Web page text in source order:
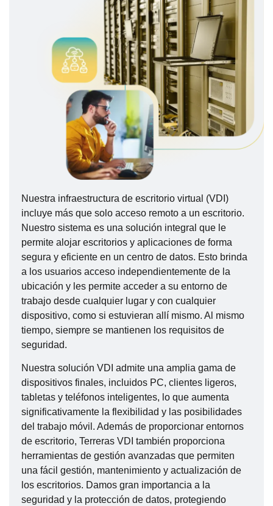
Nuestra infraestructura de escritorio virtual (VDI)
incluye más que solo acceso remoto a un escritorio.
Nuestro sistema es una solución integral que le
permite alojar escritorios y aplicaciones de forma
segura y eficiente en un centro de datos. Esto brinda
a los usuarios acceso independientemente de la
ubicación y les permite acceder a su entorno de
trabajo desde cualquier lugar y con cualquier
dispositivo, como si estuvieran allí mismo. Al mismo
tiempo, siempre se mantienen los requisitos de
seguridad.
Nuestra solución VDI admite una amplia gama de
dispositivos finales, incluidos PC, clientes ligeros,
tabletas y teléfonos inteligentes, lo que aumenta
significativamente la flexibilidad y las posibilidades
del trabajo móvil. Además de proporcionar entornos
de escritorio, Terreras VDI también proporciona
herramientas de gestión avanzadas que permiten
una fácil gestión, mantenimiento y actualización de
los escritorios. Damos gran importancia a la
seguridad y la protección de datos, protegiendo